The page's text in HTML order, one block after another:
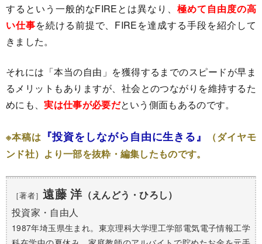
するという一般的なFIREとは異なり、極めて自由度の高
い仕事を続ける前提で、FIREを達成する手段を紹介して
きました。
それには「本当の自由」を獲得するまでのスピードが早ま
るメリットもありますが、社会とのつながりを維持するた
めにも、実は仕事が必要だという側面もあるのです。
※本稿は 『投資をしながら自由に生きる』
（ダイヤモ
ンド社）より一部を抜粋・編集したものです。
［著者］遠藤 洋（えんどう・ひろし）
投資家・自由人
1987年埼玉県生まれ。東京理科大学理工学部電気電子情報工学